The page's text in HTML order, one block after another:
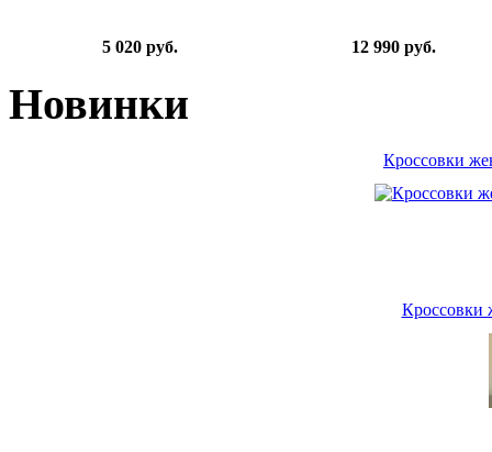
5 020 руб. 12 990 руб.
Новинки
Кроссовки
Кроссовки